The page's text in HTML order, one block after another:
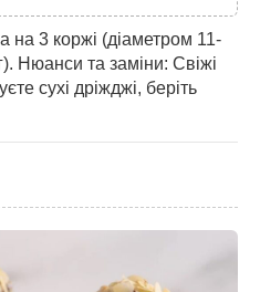
на 3 коржі (діаметром 11-
Нюанси та заміни: Свіжі
сухі дріжджі, беріть